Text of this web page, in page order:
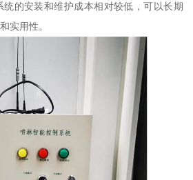
的安装和维护成本相对较低，可以长期
实用性。